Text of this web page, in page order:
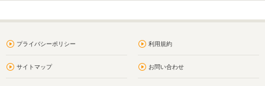
プライバシーポリシー 利用規約
サイトマップ お問い合わせ